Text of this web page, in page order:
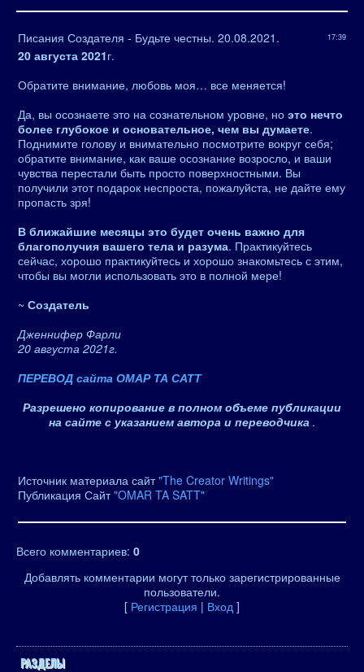
17:39
Писания Создателя - Будьте честны. 20.08.2021.
20 августа 2021г.
Обратите внимание, любовь моя… все меняется!
Да, вы осознаете это на сознательном уровне, но это нечто
более глубокое и основательное, чем вы думаете.
Поднимите голову и внимательно посмотрите вокруг себя;
обратите внимание, как ваше осознание возросло, и ваши
чувства перестали быть просто поверхностными. Вы
получили этот подарок неспроста, пожалуйста, не дайте ему
пропасть зря!
В ближайшие месяцы это будет очень важно для
благополучия вашего тела и разума. Практикуйтесь
сейчас, хорошо практикуйтесь и хорошо знакомьтесь с этим,
чтобы вы могли использовать это в полной мере!
~ Создатель
Дженнифер Фарли
20 августа 2021г.
ПЕРЕВОД сайта ОМАР ТА САТТ
Разрешено копирование в полном объеме публикации
на сайте с указанием автора и переводчика .
Источник материала сайт"The Creator Writings"
Публикация Сайт"OMAR TA SATT"
Всего комментариев: 0
Добавлять комментарии могут только зарегистрированные
пользователи.
[ Регистрация | Вход ]
РАЗДЕЛЫ